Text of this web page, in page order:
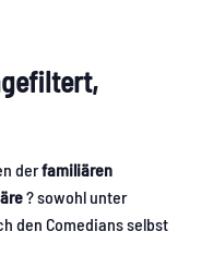
derfamiliären
?️ sowohl unter
den Comedians selbst